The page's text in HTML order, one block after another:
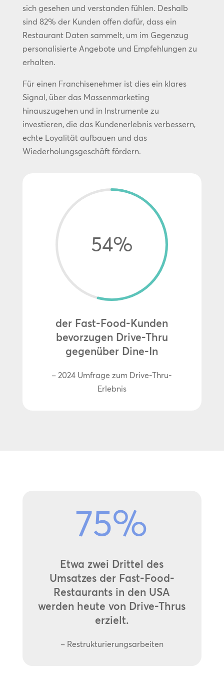
sich gesehen und verstanden fühlen. Deshalb
sind 82% der Kunden offen dafür, dass ein
Restaurant Daten sammelt, um im Gegenzug
personalisierte Angebote und Empfehlungen zu
erhalten.
Für einen Franchisenehmer ist dies ein klares
Signal, über das Massenmarketing
hinauszugehen und in Instrumente zu
investieren, die das Kundenerlebnis verbessern,
echte Loyalität aufbauen und das
Wiederholungsgeschäft fördern.
54%
der Fast-Food-Kunden
bevorzugen Drive-Thru
gegenüber Dine-In
– 2024 Umfrage zum Drive-Thru-
Erlebnis
75%
Etwa zwei Drittel des
Umsatzes der Fast-Food-
Restaurants in den USA
werden heute von Drive-Thrus
erzielt.
– Restrukturierungsarbeiten